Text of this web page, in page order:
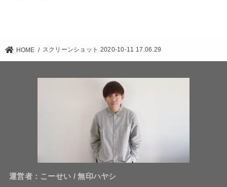
HOME スクリーンショット 2020-10-11 17.06.29
運営者：こーせい / 無印ハヤシ